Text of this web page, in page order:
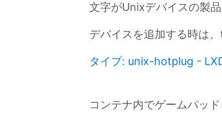
文字がUnixデバイスの製
デバイスを追加する時は
タイプ: unix-hotplug -
コンテナ内でゲームパッ